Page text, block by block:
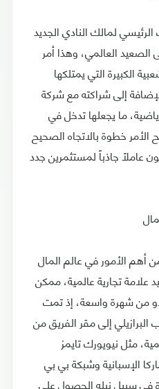
لمالك النادي الجديد
الصعيد العالمي، وهذا أمر
الكبيرة التي يمتلكها
إلى شراكته مع شركة
ما يجعلها تدخل في
خطوة بالاتجاه الصحيح
عاملاً جاذباً لمستثمرين جدد
من أهم الأمور في عالم المال
علامة تجارية عالمية، ممكن
من شهرة واسعة، إذ تمت
إلى مقر الفريق من
مثل نيويورك تايمز
الإسبانية وشبكة بي بي
في سبيل نيله الحصول على